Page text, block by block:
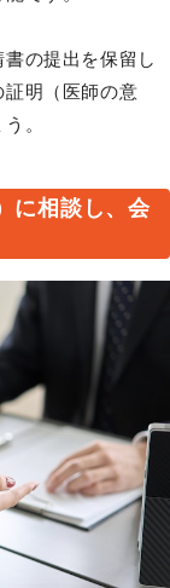
の提出を保留し
明（医師の意
。
に相談し、会